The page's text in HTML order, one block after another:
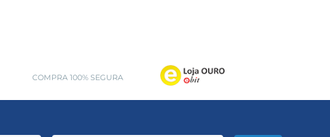
COMPRA 100% SEGURA